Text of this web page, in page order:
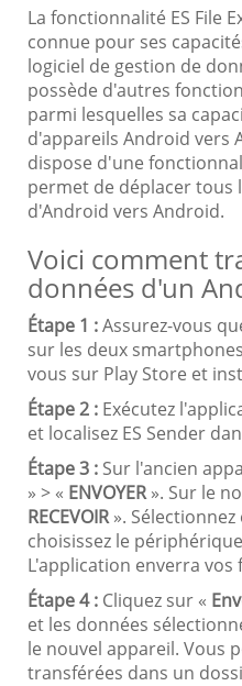
La fonctionnalité ES File
connue pour ses
logiciel de gestion de
possède d'autres
parmi lesquelles sa
d'appareils Android vers
dispose d'une
permet de déplacer tous
d'Android vers Android.
Voici comment
données d'un
Étape 1 :Assurez-vous
sur les deux
vous sur Play Store et
Étape 2 : Exécutez
et localisez ES Sender
Étape 3 : Sur l'ancien
» > « ENVOYER». Sur le
RECEVOIR».
choisissez le
L'application enverra
Étape 4 : Cliquez sur «
et les données
le nouvel appareil. Vous
transférées dans un